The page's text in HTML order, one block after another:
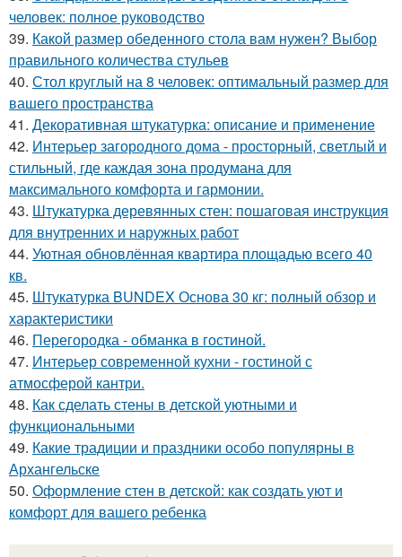
человек: полное руководство
39. Какой размер обеденного стола вам нужен? Выбор
правильного количества стульев
40. Стол круглый на 8 человек: оптимальный размер для
вашего пространства
41. Декоративная штукатурка: описание и применение
42. Интерьер загородного дома - просторный, светлый и
стильный, где каждая зона продумана для
максимального комфорта и гармонии.
43. Штукатурка деревянных стен: пошаговая инструкция
для внутренних и наружных работ
44. Уютная обновлённая квартира площадью всего 40
кв.
45. Штукатурка BUNDEX Основа 30 кг: полный обзор и
характеристики
46. Перегородка - обманка в гостиной.
47. Интерьер современной кухни - гостиной с
атмосферой кантри.
48. Как сделать стены в детской уютными и
функциональными
49. Какие традиции и праздники особо популярны в
Архангельске
50. Оформление стен в детской: как создать уют и
комфорт для вашего ребенка